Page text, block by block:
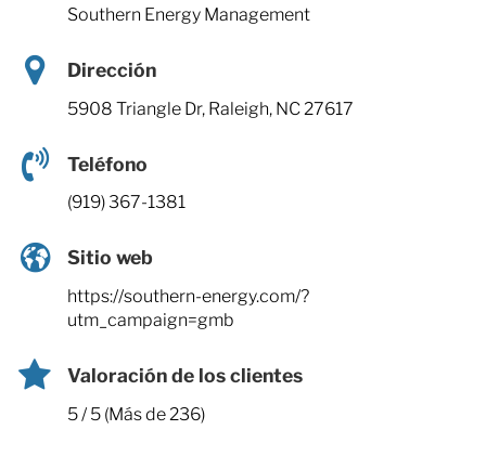
Southern Energy Management
Dirección
5908 Triangle Dr, Raleigh, NC 27617
Teléfono
(919) 367-1381
Sitio web
https://southern-energy.com/?
utm_campaign=gmb
Valoración de los clientes
5 / 5 (Más de 236)